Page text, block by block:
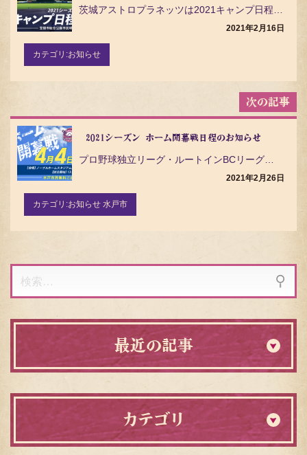
ー
シ
2021年2月16日
カテゴリ:お知らせ
2021シーズン ホーム開幕戦日程のお知らせ
2021年2月26日
カテゴリ:お知らせ 水戸市
検
索:
最近の記事
カテゴリ